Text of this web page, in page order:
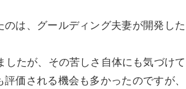
は、グールディング夫妻が開発した
たが、その苦しさ自体にも気づけて
価される機会も多かったのですが、